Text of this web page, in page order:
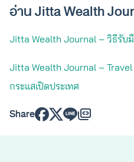
อ่าน Jitta Wealth
Jitta Wealth Journal – วิธีรับ
Jitta Wealth Journal – Travel
กระแสเปิดประเทศ
Share